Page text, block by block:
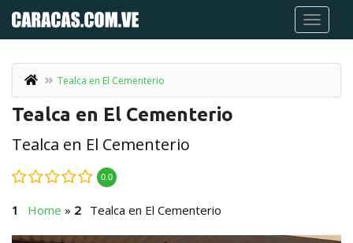
Tealca en El Cementerio
Tealca en El Cementerio
Tealca en El Cementerio
0.0
Home » Tealca en El Cementerio